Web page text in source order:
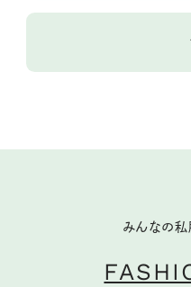
みんなの私